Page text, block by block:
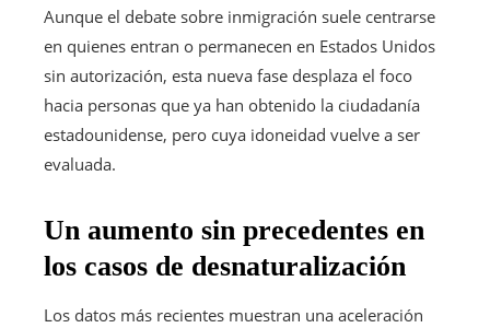
Aunque el debate sobre inmigración suele centrarse
en quienes entran o permanecen en Estados Unidos
sin autorización, esta nueva fase desplaza el foco
hacia personas que ya han obtenido la ciudadanía
estadounidense, pero cuya idoneidad vuelve a ser
evaluada.
Un aumento sin precedentes en
los casos de desnaturalización
Los datos más recientes muestran una aceleración